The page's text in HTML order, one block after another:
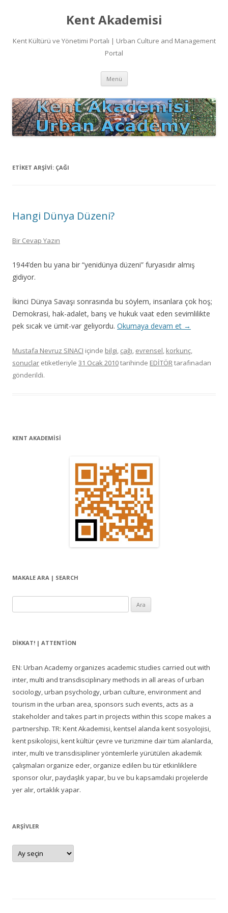
Kent Akademisi
Kent Kültürü ve Yönetimi Portalı | Urban Culture and Management
Portal
Menü İçeriğe
ETIKET ARŞIVI: ÇAĞI
Hangi Dünya Düzeni?
Bir Cevap Yazın
1944’den bu yana bir “yenidünya düzeni” furyasıdır almış
gidiyor.
İkinci Dünya Savaşı sonrasında bu söylem, insanlara çok hoş;
Demokrasi, hak-adalet, barış ve hukuk vaat eden sevimlilikte
pek sıcak ve ümit-var geliyordu. Okumaya devam et →
Mustafa Nevruz SINACI içinde bilgi, çağı, evrensel, korkunç,
sonuçlar etiketleriyle 31 Ocak 2010tarihinde EDİTÖRtarafınadan
gönderildi.
KENT AKADEMİSİ
MAKALE ARA | SEARCH
DIKKAT! | ATTENTION
EN: Urban Academy organizes academic studies carried out with
inter, multi and transdisciplinary methods in all areas of urban
sociology, urban psychology, urban culture, environment and
tourism in the urban area, sponsors such events, acts as a
stakeholder and takes part in projects within this scope makes a
partnership. TR: Kent Akademisi, kentsel alanda kent sosyolojisi,
kent psikolojisi, kent kültür çevre ve turizmine dair tüm alanlarda,
inter, multi ve transdisipliner yöntemlerle yürütülen akademik
çalışmaları organize eder, organize edilen bu tür etkinliklere
sponsor olur, paydaşlık yapar, bu ve bu kapsamdaki projelerde
yer alır, ortaklık yapar.
ARŞIVLER
Arşivler